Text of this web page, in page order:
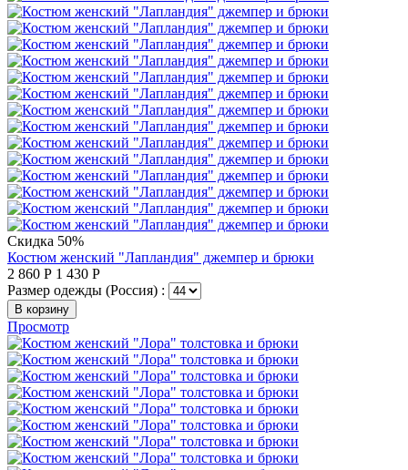
Скидка 50%
Костюм женский "Лапландия" джемпер и брюки
2 860 Р 1 430 Р
Размер одежды (Россия) :
В корзину
Просмотр